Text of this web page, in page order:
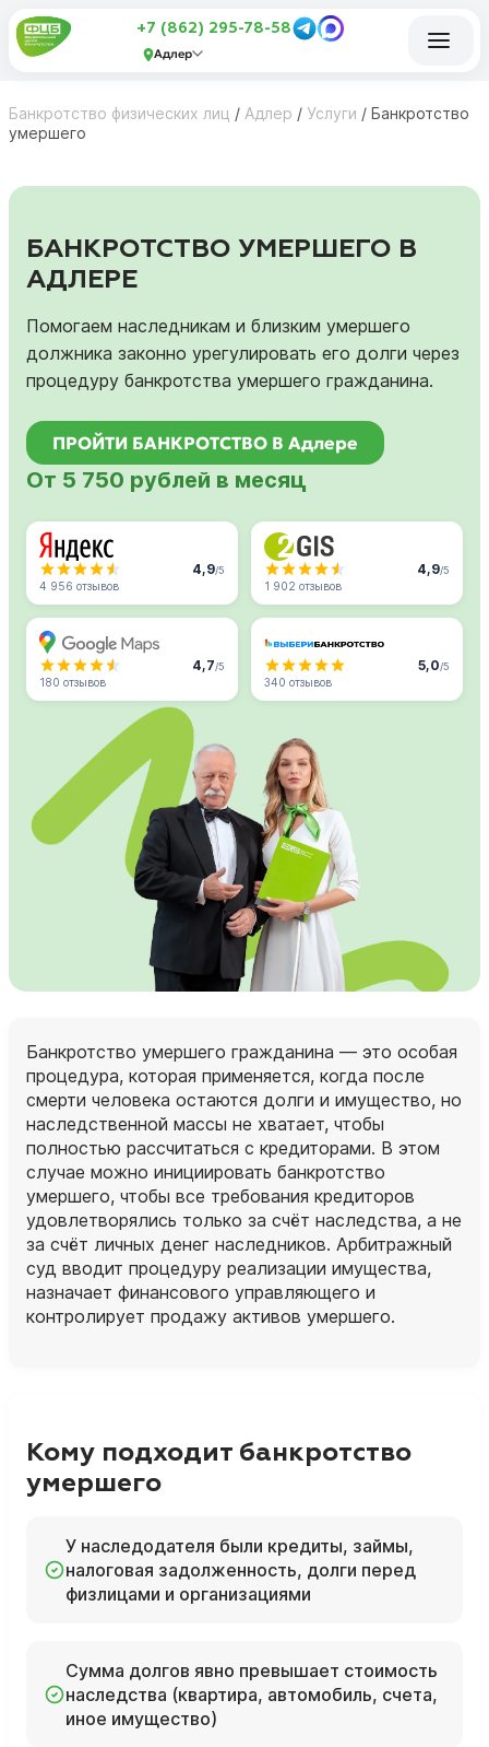
+7 (862) 295-78-58
Адлер
Банкротство физических лиц / Адлер / Услуги / Банкротство
умершего
БАНКРОТСТВО УМЕРШЕГО В
АДЛЕРЕ
Помогаем наследникам и близким умершего
должника законно урегулировать его долги через
процедуру банкротства умершего гражданина.
ПРОЙТИ БАНКРОТСТВО В Адлере
От 5 750 рублей в месяц
4,9/5
4 956 отзывов
4,9/5
1 902 отзывов
4,7/5
180 отзывов
5,0/5
340 отзывов
Банкротство умершего гражданина — это особая
процедура, которая применяется, когда после
смерти человека остаются долги и имущество, но
наследственной массы не хватает, чтобы
полностью рассчитаться с кредиторами. В этом
случае можно инициировать банкротство
умершего, чтобы все требования кредиторов
удовлетворялись только за счёт наследства, а не
за счёт личных денег наследников. Арбитражный
суд вводит процедуру реализации имущества,
назначает финансового управляющего и
контролирует продажу активов умершего.
Кому подходит банкротство
умершего
У наследодателя были кредиты, займы,
налоговая задолженность, долги перед
физлицами и организациями
Сумма долгов явно превышает стоимость
наследства (квартира, автомобиль, счета,
иное имущество)